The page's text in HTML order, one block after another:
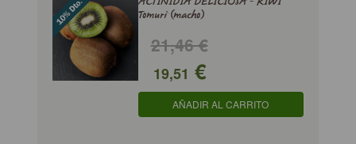
Tomuri (macho)
21,46 €
19,51 €
AÑADIR AL CARRITO